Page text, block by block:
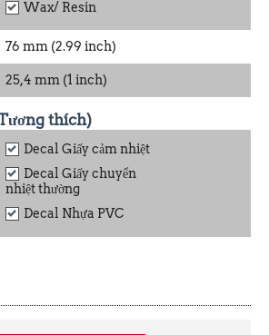
Wax/ Resin
76 mm (2.99 inch)
25,4 mm (1 inch)
thích)
Decal Giấy cảm nhiệt
Decal Giấy chuyển
nhiệt thường
Decal Nhựa PVC